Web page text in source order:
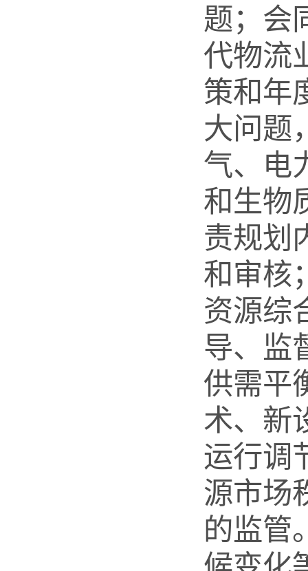
题；会
代物流
策和年
大问题
气、电
和生物
责规划
和审核
资源综
导、监
供需平
术、新
运行调
源市场
的监管